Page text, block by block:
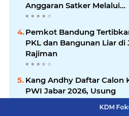
Anggaran Satker Melalui
Evaluasi Kinerja
Pemkot Bandung
PKL dan Bangunan Liar di
Rajiman
Kang Andhy Daftar Calon
PWI Jabar 2026, Usung
Program Kesejahteraan
Wartawan hingga
KDM Fokus